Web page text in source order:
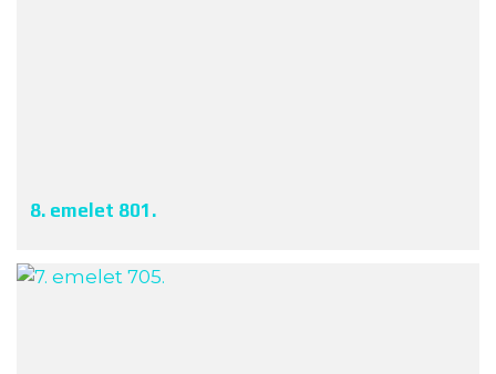
8. emelet 801.